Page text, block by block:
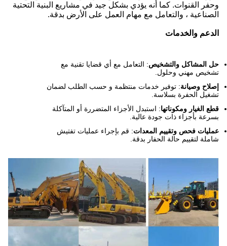
القنوات. كما أنه يؤدي بشكل جيد في مشاريع البنية التحتية
، والتعامل مع مهام العمل على الأرض بدقة.
والخدمات
والتشخيص: التعامل مع أي قضايا تقنية مع
مهني وحلول.
وصيانة: توفير خدمات منتظمة و حسب الطلب لضمان
الحفرة بسلاسة.
الغيار ومكوناتها: استبدل الأجزاء المتضررة أو المتآكلة
بأجزاء ذات جودة عالية.
فحص وتقييم المعدات: قم بإجراء عمليات تفتيش
لتقييم حالة الحفار بدقة.